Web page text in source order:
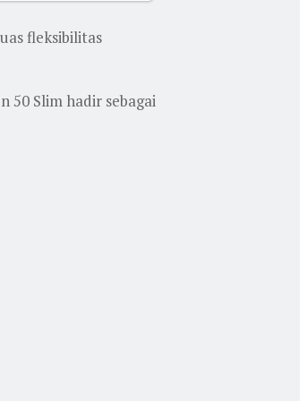
fleksibilitas
50 Slim hadir sebagai